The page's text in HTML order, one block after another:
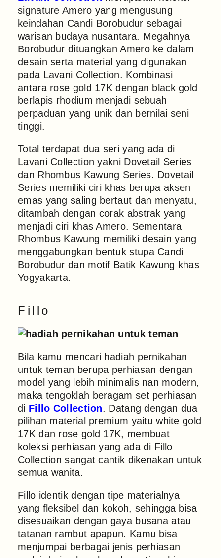
signature Amero yang mengusung
keindahan Candi Borobudur sebagai
warisan budaya nusantara. Megahnya
Borobudur dituangkan Amero ke dalam
desain serta material yang digunakan
pada Lavani Collection. Kombinasi
antara rose gold 17K dengan black gold
berlapis rhodium menjadi sebuah
perpaduan yang unik dan bernilai seni
tinggi.
Total terdapat dua seri yang ada di
Lavani Collection yakni Dovetail Series
dan Rhombus Kawung Series. Dovetail
Series memiliki ciri khas berupa aksen
emas yang saling bertaut dan menyatu,
ditambah dengan corak abstrak yang
menjadi ciri khas Amero. Sementara
Rhombus Kawung memiliki desain yang
menggabungkan bentuk stupa Candi
Borobudur dan motif Batik Kawung khas
Yogyakarta.
Fillo
Bila kamu mencari hadiah pernikahan
untuk teman berupa perhiasan dengan
model yang lebih minimalis nan modern,
maka tengoklah beragam set perhiasan
di Fillo Collection. Datang dengan dua
pilihan material premium yaitu white gold
17K dan rose gold 17K, membuat
koleksi perhiasan yang ada di Fillo
Collection sangat cantik dikenakan untuk
semua wanita.
Fillo identik dengan tipe materialnya
yang fleksibel dan kokoh, sehingga bisa
disesuaikan dengan gaya busana atau
tatanan rambut apapun. Kamu bisa
menjumpai berbagai jenis perhiasan